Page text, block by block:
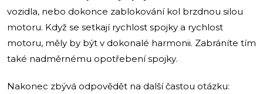
vozidla, nebo dokonce zablokování kol brzdnou silou
motoru. Když se setkají rychlost spojky a rychlost
motoru, měly by být v dokonalé harmonii. Zabráníte tím
také nadměrnému opotřebení spojky.
Nakonec zbývá odpovědět na další častou otázku: